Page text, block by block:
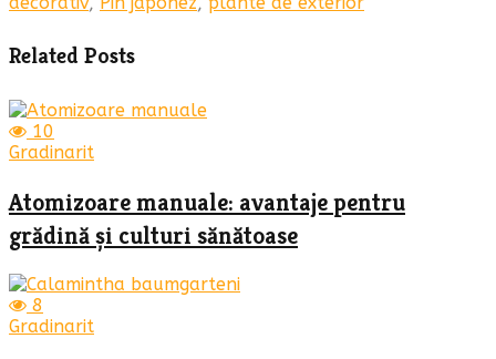
Related Posts
10
Gradinarit
Atomizoare manuale: avantaje pentru
grădină și culturi sănătoase
8
Gradinarit